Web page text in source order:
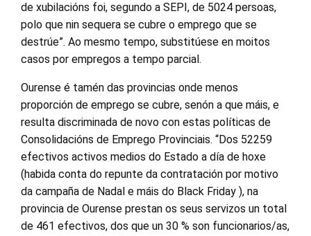
de xubilacións foi, segundo a SEPI, de 5024 persoas,
polo que nin sequera se cubre o emprego que se
destrúe”. Ao mesmo tempo, substitúese en moitos
casos por empregos a tempo parcial.
Ourense é tamén das provincias onde menos
proporción de emprego se cubre, senón a que máis, e
resulta discriminada de novo con estas políticas de
Consolidacións de Emprego Provinciais. “Dos 52259
efectivos activos medios do Estado a día de hoxe
(habida conta do repunte da contratación por motivo
da campaña de Nadal e máis do Black Friday ), na
provincia de Ourense prestan os seus servizos un total
de 461 efectivos, dos que un 30 % son funcionarios/as,